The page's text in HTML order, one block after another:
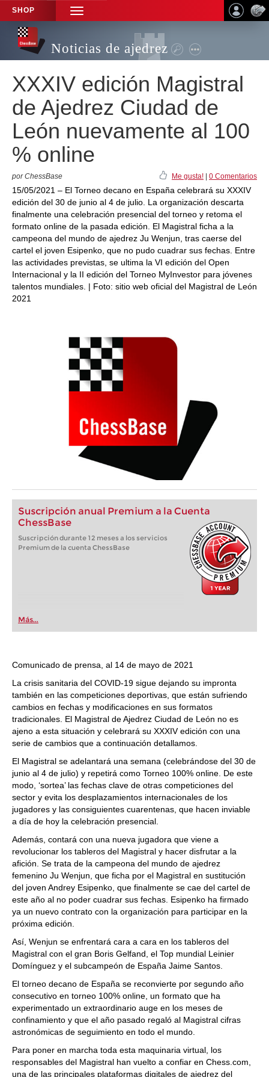
SHOP
TOGGLE
NAVIGATION
Noticias de ajedrez
XXXIV edición Magistral
de Ajedrez Ciudad de
León nuevamente al 100
% online
por ChessBase Me gusta! 0 Comentarios
15/05/2021 – El Torneo decano en España celebrará su XXXIV
edición del 30 de junio al 4 de julio. La organización descarta
finalmente una celebración presencial del torneo y retoma el
formato online de la pasada edición. El Magistral ficha a la
campeona del mundo de ajedrez Ju Wenjun, tras caerse del
cartel el joven Esipenko, que no pudo cuadrar sus fechas. Entre
las actividades previstas, se ultima la VI edición del Open
Internacional y la II edición del Torneo MyInvestor para jóvenes
talentos mundiales. | Foto: sitio web oficial del Magistral de León
2021
Suscripción anual Premium a la Cuenta
ChessBase
Suscripción durante 12 meses a los servicios
Premium de la cuenta ChessBase
Más...
Comunicado de prensa, al 14 de mayo de 2021
La crisis sanitaria del COVID-19 sigue dejando su impronta
también en las competiciones deportivas, que están sufriendo
cambios en fechas y modificaciones en sus formatos
tradicionales. El Magistral de Ajedrez Ciudad de León no es
ajeno a esta situación y celebrará su XXXIV edición con una
serie de cambios que a continuación detallamos.
El Magistral se adelantará una semana (celebrándose del 30 de
junio al 4 de julio) y repetirá como Torneo 100% online. De este
modo, ‘sortea’ las fechas clave de otras competiciones del
sector y evita los desplazamientos internacionales de los
jugadores y las consiguientes cuarentenas, que hacen inviable
a día de hoy la celebración presencial.
Además, contará con una nueva jugadora que viene a
revolucionar los tableros del Magistral y hacer disfrutar a la
afición. Se trata de la campeona del mundo de ajedrez
femenino Ju Wenjun, que ficha por el Magistral en sustitución
del joven Andrey Esipenko, que finalmente se cae del cartel de
este año al no poder cuadrar sus fechas. Esipenko ha firmado
ya un nuevo contrato con la organización para participar en la
próxima edición.
Así, Wenjun se enfrentará cara a cara en los tableros del
Magistral con el gran Boris Gelfand, el Top mundial Leinier
Domínguez y el subcampeón de España Jaime Santos.
El torneo decano de España se reconvierte por segundo año
consecutivo en torneo 100% online, un formato que ha
experimentado un extraordinario auge en los meses de
confinamiento y que el año pasado regaló al Magistral cifras
astronómicas de seguimiento en todo el mundo.
Para poner en marcha toda esta maquinaria virtual, los
responsables del Magistral han vuelto a confiar en Chess.com,
una de las principales plataformas digitales de ajedrez del